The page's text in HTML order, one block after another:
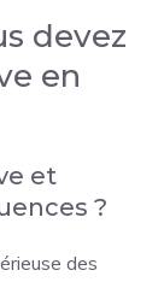
devez
en
et
?
des